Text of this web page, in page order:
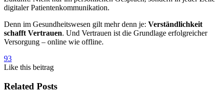
digitaler Patientenkommunikation.
Denn im Gesundheitswesen gilt mehr denn je: Verständlichkeit
schafft Vertrauen. Und Vertrauen ist die Grundlage erfolgreicher
Versorgung – online wie offline.
93
Like this beitrag
Related Posts